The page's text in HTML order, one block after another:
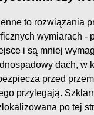
to rozwiązania
wymiarach -
i są mniej
dach, w
przed
przylegają.
po tej